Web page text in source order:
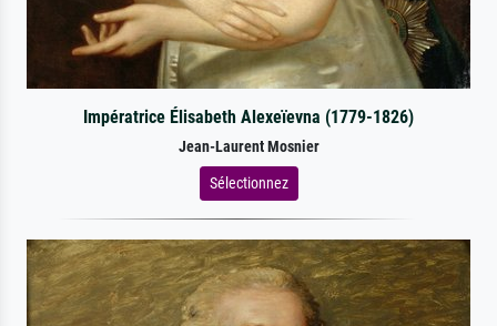
Impératrice Élisabeth Alexeïevna (1779-1826)
Jean-Laurent Mosnier
Sélectionnez